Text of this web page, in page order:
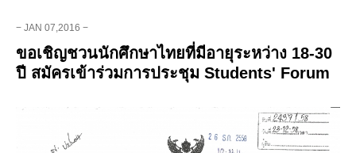
− JAN 07,2016 −
ขอเชิญชวนนักศึกษาไทยที่มีอายุระหว่าง 18-30
ปี สมัครเข้าร่วมการประชุม Students' Forum